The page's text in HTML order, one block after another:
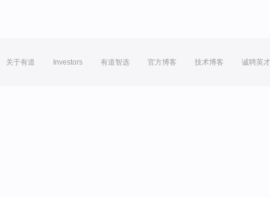
关于有道 Investors 有道智选 官方博客 技术博客 诚聘英才